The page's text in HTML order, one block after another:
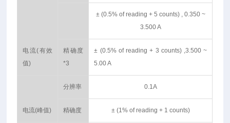
电流(有效
值)
± (0.5% of reading + 5 counts) , 0.350 ~
3.500 A
精确度
*3
± (0.5% of reading + 3 counts) ,3.500 ~
5.00 A
电流(峰值)
分辨率 0.1A
精确度 ± (1% of reading + 1 counts)